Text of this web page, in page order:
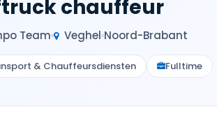
chauffeur
Team Veghel Noord-Brabant
& Chauffeursdiensten Fulltime